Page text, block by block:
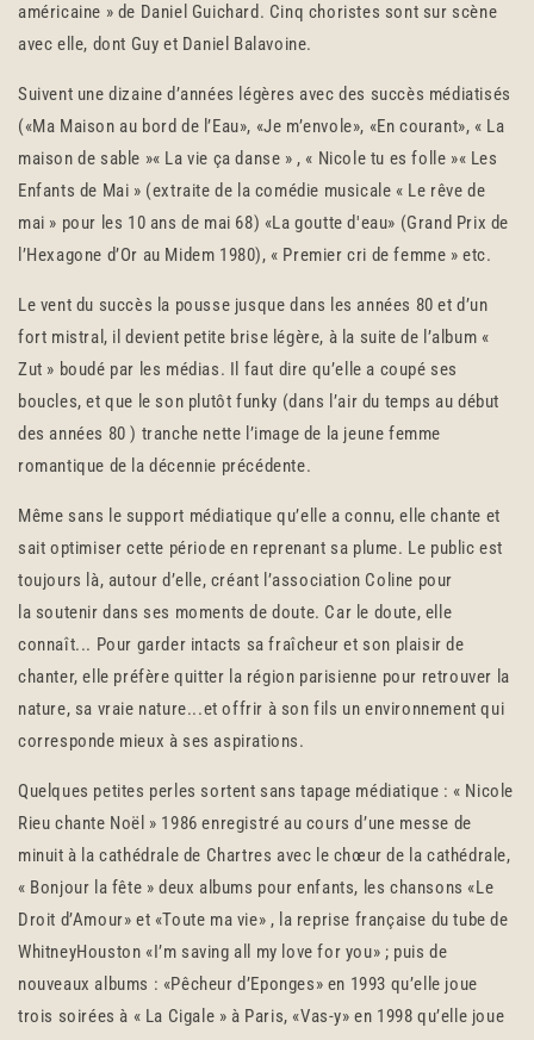
américaine » de Daniel Guichard. Cinq choristes sont sur scène
avec elle, dont Guy et Daniel Balavoine.
Suivent une dizaine d’années légères avec des succès médiatisés
(«Ma Maison au bord de l’Eau», «Je m’envole», «En courant», « La
maison de sable »« La vie ça danse » , « Nicole tu es folle »« Les
Enfants de Mai » (extraite de la comédie musicale « Le rêve de
mai » pour les 10 ans de mai 68) «La goutte d'eau» (Grand Prix de
l’Hexagone d’Or au Midem 1980), « Premier cri de femme » etc.
Le vent du succès la pousse jusque dans les années 80 et d’un
fort mistral, il devient petite brise légère, à la suite de l’album «
Zut » boudé par les médias. Il faut dire qu’elle a coupé ses
boucles, et que le son plutôt funky (dans l’air du temps au début
des années 80 ) tranche nette l’image de la jeune femme
romantique de la décennie précédente.
Même sans le support médiatique qu’elle a connu, elle chante et
sait optimiser cette période en reprenant sa plume. Le public est
toujours là, autour d’elle, créant l’association Coline pour
la soutenir dans ses moments de doute. Car le doute, elle
connaît... Pour garder intacts sa fraîcheur et son plaisir de
chanter, elle préfère quitter la région parisienne pour retrouver la
nature, sa vraie nature...et offrir à son fils un environnement qui
corresponde mieux à ses aspirations.
Quelques petites perles sortent sans tapage médiatique : « Nicole
Rieu chante Noël » 1986 enregistré au cours d’une messe de
minuit à la cathédrale de Chartres avec le chœur de la cathédrale,
« Bonjour la fête » deux albums pour enfants, les chansons «Le
Droit d’Amour» et «Toute ma vie» , la reprise française du tube de
WhitneyHouston «I’m saving all my love for you» ; puis de
nouveaux albums : «Pêcheur d’Eponges» en 1993 qu’elle joue
trois soirées à « La Cigale » à Paris, «Vas-y» en 1998 qu’elle joue